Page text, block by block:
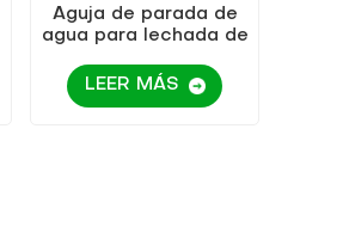
Aguja de parada de
agua para lechada de
LEER MÁS